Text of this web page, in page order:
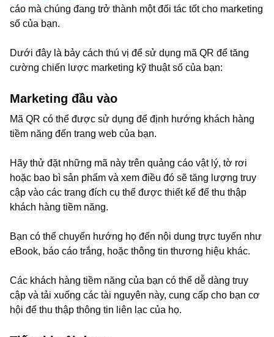
cáo mà chúng đang trở thành một đối tác tốt cho marketing
số của bạn.
Dưới đây là bảy cách thú vị để sử dụng mã QR để tăng
cường chiến lược marketing kỹ thuật số của bạn:
Marketing đầu vào
Mã QR có thể được sử dụng để định hướng khách hàng
tiềm năng đến trang web của bạn.
Hãy thử đặt những mã này trên quảng cáo vật lý, tờ rơi
hoặc bao bì sản phẩm và xem điều đó sẽ tăng lượng truy
cập vào các trang đích cụ thể được thiết kế để thu thập
khách hàng tiềm năng.
Bạn có thể chuyển hướng họ đến nội dung trực tuyến như
eBook, báo cáo trắng, hoặc thông tin thương hiệu khác.
Các khách hàng tiềm năng của bạn có thể dễ dàng truy
cập và tải xuống các tài nguyên này, cung cấp cho bạn cơ
hội để thu thập thông tin liên lạc của họ.